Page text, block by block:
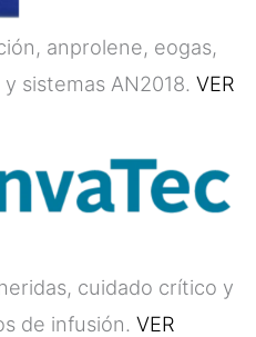
anprolene, eogas,
sistemas AN2018. VER
cuidado crítico y
de infusión. VER